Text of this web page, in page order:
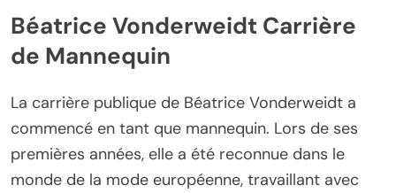
Béatrice Vonderweidt Carrière
de Mannequin
La carrière publique de Béatrice Vonderweidt a
commencé en tant que mannequin. Lors de ses
premières années, elle a été reconnue dans le
monde de la mode européenne, travaillant avec